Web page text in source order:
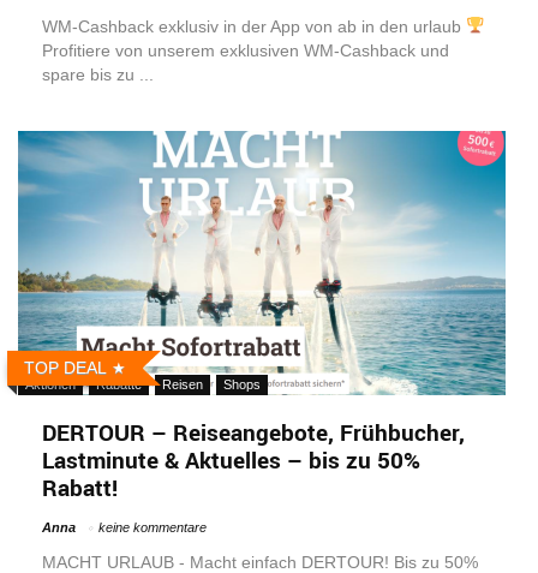
WM-Cashback exklusiv in der App von ab in den urlaub
Profitiere von unserem exklusiven WM-Cashback und
spare bis zu ...
TOP DEAL
Aktionen Rabatte Reisen Shops
DERTOUR – Reiseangebote, Frühbucher,
Lastminute & Aktuelles – bis zu 50%
Rabatt!
Anna keine kommentare
MACHT URLAUB - Macht einfach DERTOUR! Bis zu 50%